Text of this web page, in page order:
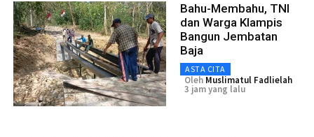
Bahu-Membahu, TNI
dan Warga Klampis
Bangun Jembatan
Baja
ASTA CITA
Oleh Muslimatul Fadlielah
3 jam yang lalu